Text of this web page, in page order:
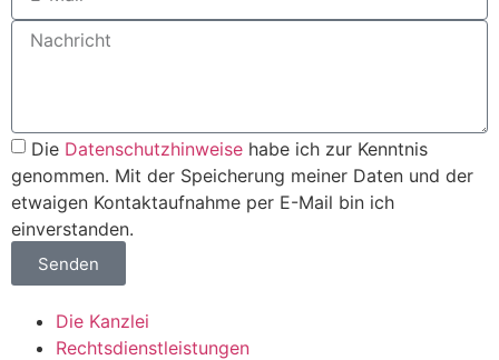
Die Datenschutzhinweise habe ich zur Kenntnis
genommen. Mit der Speicherung meiner Daten und der
etwaigen Kontaktaufnahme per E-Mail bin ich
einverstanden.
Senden
Die Kanzlei
Rechtsdienstleistungen